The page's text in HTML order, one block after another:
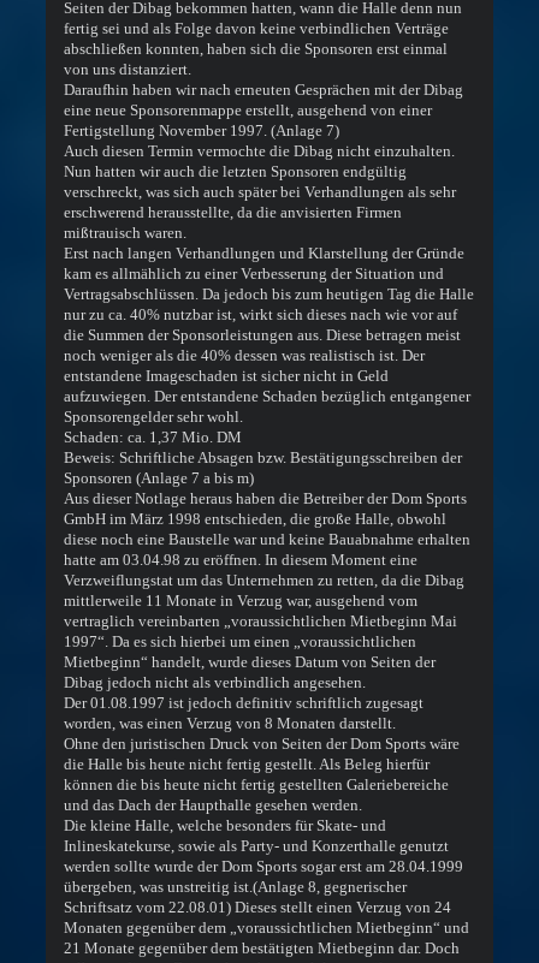
Seiten der Dibag bekommen hatten, wann die Halle denn nun
fertig sei und als Folge davon keine verbindlichen Verträge
abschließen konnten, haben sich die Sponsoren erst einmal
von uns distanziert.
Daraufhin haben wir nach erneuten Gesprächen mit der Dibag
eine neue Sponsorenmappe erstellt, ausgehend von einer
Fertigstellung November 1997. (Anlage 7)
Auch diesen Termin vermochte die Dibag nicht einzuhalten.
Nun hatten wir auch die letzten Sponsoren endgültig
verschreckt, was sich auch später bei Verhandlungen als sehr
erschwerend herausstellte, da die anvisierten Firmen
mißtrauisch waren.
Erst nach langen Verhandlungen und Klarstellung der Gründe
kam es allmählich zu einer Verbesserung der Situation und
Vertragsabschlüssen. Da jedoch bis zum heutigen Tag die Halle
nur zu ca. 40% nutzbar ist, wirkt sich dieses nach wie vor auf
die Summen der Sponsorleistungen aus. Diese betragen meist
noch weniger als die 40% dessen was realistisch ist. Der
entstandene Imageschaden ist sicher nicht in Geld
aufzuwiegen. Der entstandene Schaden bezüglich entgangener
Sponsorengelder sehr wohl.
Schaden: ca. 1,37 Mio. DM
Beweis: Schriftliche Absagen bzw. Bestätigungsschreiben der
Sponsoren (Anlage 7 a bis m)
Aus dieser Notlage heraus haben die Betreiber der Dom Sports
GmbH im März 1998 entschieden, die große Halle, obwohl
diese noch eine Baustelle war und keine Bauabnahme erhalten
hatte am 03.04.98 zu eröffnen. In diesem Moment eine
Verzweiflungstat um das Unternehmen zu retten, da die Dibag
mittlerweile 11 Monate in Verzug war, ausgehend vom
vertraglich vereinbarten „voraussichtlichen Mietbeginn Mai
1997“. Da es sich hierbei um einen „voraussichtlichen
Mietbeginn“ handelt, wurde dieses Datum von Seiten der
Dibag jedoch nicht als verbindlich angesehen.
Der 01.08.1997 ist jedoch definitiv schriftlich zugesagt
worden, was einen Verzug von 8 Monaten darstellt.
Ohne den juristischen Druck von Seiten der Dom Sports wäre
die Halle bis heute nicht fertig gestellt. Als Beleg hierfür
können die bis heute nicht fertig gestellten Galeriebereiche
und das Dach der Haupthalle gesehen werden.
Die kleine Halle, welche besonders für Skate- und
Inlineskatekurse, sowie als Party- und Konzerthalle genutzt
werden sollte wurde der Dom Sports sogar erst am 28.04.1999
übergeben, was unstreitig ist.(Anlage 8, gegnerischer
Schriftsatz vom 22.08.01) Dieses stellt einen Verzug von 24
Monaten gegenüber dem „voraussichtlichen Mietbeginn“ und
21 Monate gegenüber dem bestätigten Mietbeginn dar. Doch